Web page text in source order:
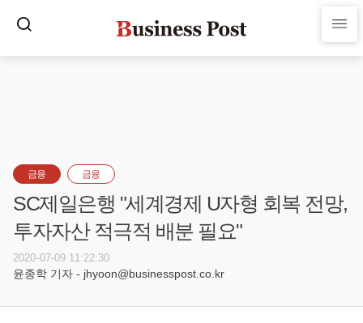
금융 금융
SC제일은행 "세계경제 U자형 회복 전망,
투자자산 적극적 배분 필요"
2020-07-09 11:22:30
윤종학 기자 - jhyoon@businesspost.co.kr